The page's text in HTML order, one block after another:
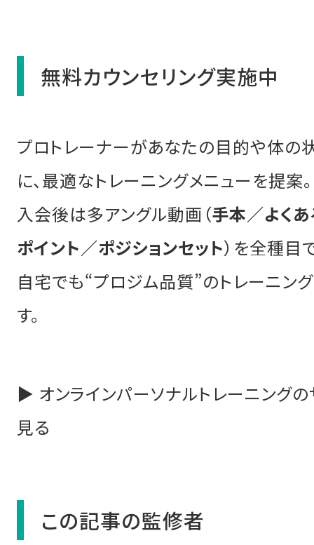
無料カウンセリング実施中
プロトレーナーがあなたの目的や体の
に、最適なトレーニングメニューを提案。
入会後は多アングル動画（手本／よく
ポイント／ポジションセット）を全種目
自宅でも“プロジム品質”のトレーニン
す。
▶ オンラインパーソナルトレーニング
見る
この記事の監修者